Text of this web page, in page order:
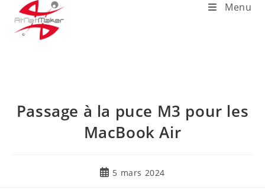
Menu
Passage à la puce M3 pour les
MacBook Air
5 mars 2024